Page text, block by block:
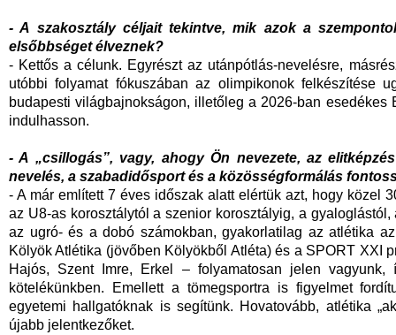
- A szakosztály céljait tekintve, mik azok a
elsőbbséget élveznek?
- Kettős a célunk. Egyrészt az utánpótlás-nevelésre,
utóbbi folyamat fókuszában az olimpikonok felkészítése
budapesti világbajnokságon, illetőleg a 2026-ban
indulhasson.
- A „csillogás”, vagy, ahogy Ön nevezete, az
nevelés, a szabadidősport és a közösségformálás
- A már említett 7 éves időszak alatt elértük azt, hogy közel
az U8-as korosztálytól a szenior korosztályig, a
az ugró- és a dobó számokban, gyakorlatilag az atlétika
Kölyök Atlétika (jövőben Kölyökből Atléta) és a SPORT XXI
Hajós, Szent Imre, Erkel – folyamatosan jelen
kötelékünkben. Emellett a tömegsportra is figyelmet
egyetemi hallgatóknak is segítünk. Hovatovább, atlétika
újabb jelentkezőket.